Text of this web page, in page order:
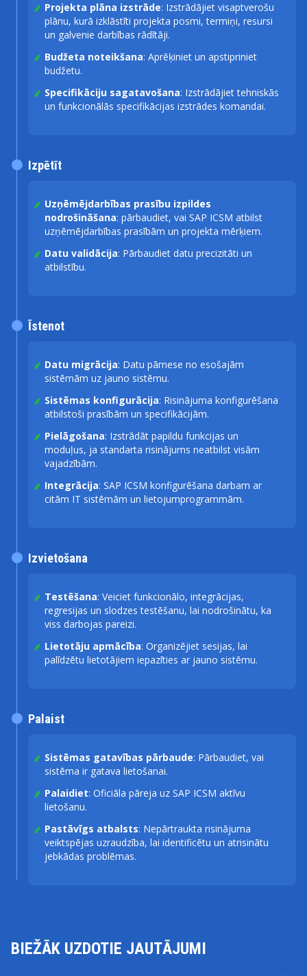
Projekta plāna izstrāde: Izstrādājiet visaptverošu
plānu, kurā izklāstīti projekta posmi, termiņi, resursi
un galvenie darbības rādītāji.
Budžeta noteikšana: Aprēķiniet un apstipriniet
budžetu.
Specifikāciju sagatavošana: Izstrādājiet tehniskās
un funkcionālās specifikācijas izstrādes komandai.
Uzņēmējdarbības prasību izpildes
nodrošināšana: pārbaudiet, vai SAP ICSM atbilst
uzņēmējdarbības prasībām un projekta mērķiem.
Datu validācija: Pārbaudiet datu precizitāti un
atbilstību.
Izpētīt
Datu migrācija: Datu pārnese no esošajām
sistēmām uz jauno sistēmu.
Sistēmas konfigurācija: Risinājuma konfigurēšana
atbilstoši prasībām un specifikācijām.
Pielāgošana: Izstrādāt papildu funkcijas un
moduļus, ja standarta risinājums neatbilst visām
vajadzībām.
Integrācija: SAP ICSM konfigurēšana darbam ar
citām IT sistēmām un lietojumprogrammām.
Īstenot
Testēšana: Veiciet funkcionālo, integrācijas,
regresijas un slodzes testēšanu, lai nodrošinātu, ka
viss darbojas pareizi.
Lietotāju apmācība: Organizējiet sesijas, lai
palīdzētu lietotājiem iepazīties ar jauno sistēmu.
Izvietošana
Sistēmas gatavības pārbaude: Pārbaudiet, vai
sistēma ir gatava lietošanai.
Palaidiet: Oficiāla pāreja uz SAP ICSM aktīvu
lietošanu.
Pastāvīgs atbalsts: Nepārtraukta risinājuma
veiktspējas uzraudzība, lai identificētu un atrisinātu
jebkādas problēmas.
Palaist
BIEŽĀK UZDOTIE JAUTĀJUMI